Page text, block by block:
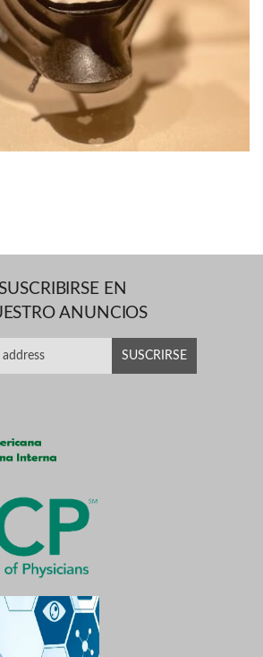
EN
ANUNCIOS